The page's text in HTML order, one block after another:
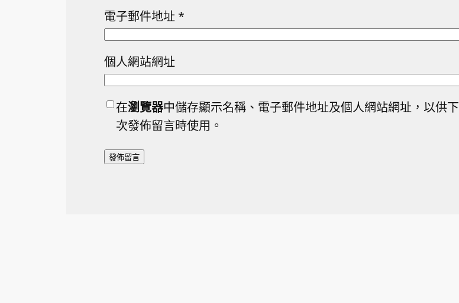
電子郵件地址 *
個人網站網址
在瀏覽器中儲存顯示名稱、電子郵件地址及個人網站網址，以供下
次發佈留言時使用。